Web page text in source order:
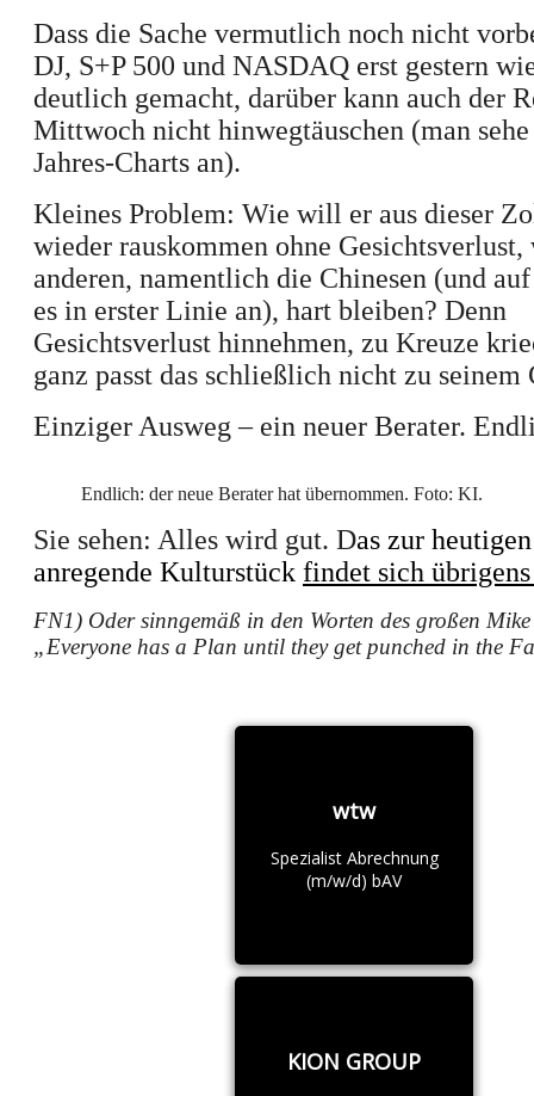
Dass die Sache vermutlich noch nicht
DJ, S+P 500 und NASDAQ erst gestern
deutlich gemacht, darüber kann auch der
Mittwoch nicht hinwegtäuschen (man
Jahres-Charts an).
Kleines Problem: Wie will er aus dieser
wieder rauskommen ohne Gesichtsverlust,
anderen, namentlich die Chinesen (und
es in erster Linie an), hart bleiben? Denn
Gesichtsverlust hinnehmen, zu Kreuze
ganz passt das schließlich nicht zu seinem
Einziger Ausweg – ein neuer Berater.
Endlich: der neue Berater hat übernommen. Foto: KI.
Sie sehen: Alles wird gut. Das zur
anregende Kulturstück findet sich
FN1) Oder sinngemäß in den Worten des großen
„Everyone has a Plan until they get punched in the
wtw
Spezialist Abrechnung
(m/w/d) bAV
KION GROUP